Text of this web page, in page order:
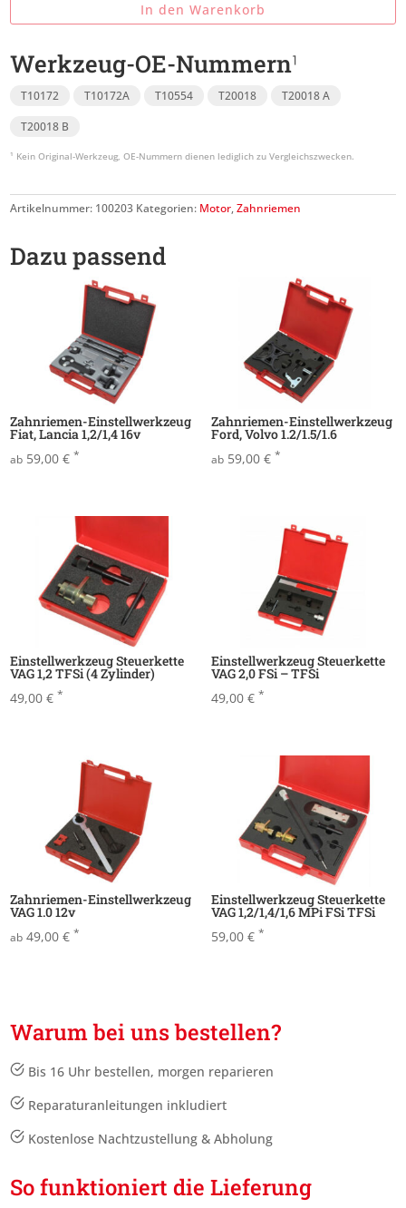
In den Warenkorb
Werkzeug-OE-Nummern
T10172 T10172A T10554 T20018
T20018 A
T20018 B
Artikelnummer: 100203 Kategorien: Motor,Zahnriemen
Dazu passend
Zahnriemen-Einstellwerkzeug
Fiat, Lancia 1,2/1,4 16v
ab 59,00€ *
Zahnriemen-Einstellwerkzeug
Ford, Volvo 1.2/1.5/1.6
ab 59,00 € *
Einstellwerkzeug Steuerkette
VAG 1,2 TFSi (4 Zylinder)
49,00€ *
Einstellwerkzeug Steuerkette
VAG 2,0 FSi – TFSi
49,00 € *
Zahnriemen-Einstellwerkzeug
VAG 1.0 12v
ab 49,00€ *
Einstellwerkzeug Steuerkette
VAG 1,2/1,4/1,6 MPi FSi TFSi
59,00 € *
Warum bei uns bestellen?
Bis 16 Uhr bestellen, morgen reparieren
Reparaturanleitungen inkludiert
Kostenlose Nachtzustellung & Abholung
So funktioniert die Lieferung